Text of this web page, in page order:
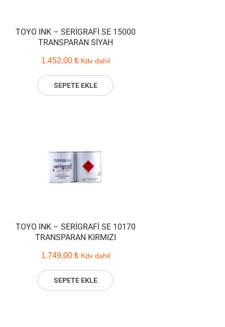
TOYO INK – SERIGRAFI SE 15000
TRANSPARAN SIYAH
1.452,00 ₺ Kdv dahil
SEPETE EKLE
TOYO INK – SERIGRAFI SE 10170
TRANSPARAN KIRMIZI
1.749,00 ₺ Kdv dahil
SEPETE EKLE